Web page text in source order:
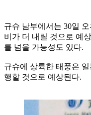
규슈 남부에서는 30일
비가 더 내릴 것으로 예
를 넘을 가능성도 있다.
규슈에 상륙한 태풍은
행할 것으로 예상된다.